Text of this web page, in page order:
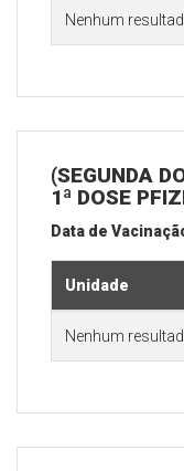
Nenhum
(SEGUNDA
1ª DOSE
Data de
Unidade
Nenhum